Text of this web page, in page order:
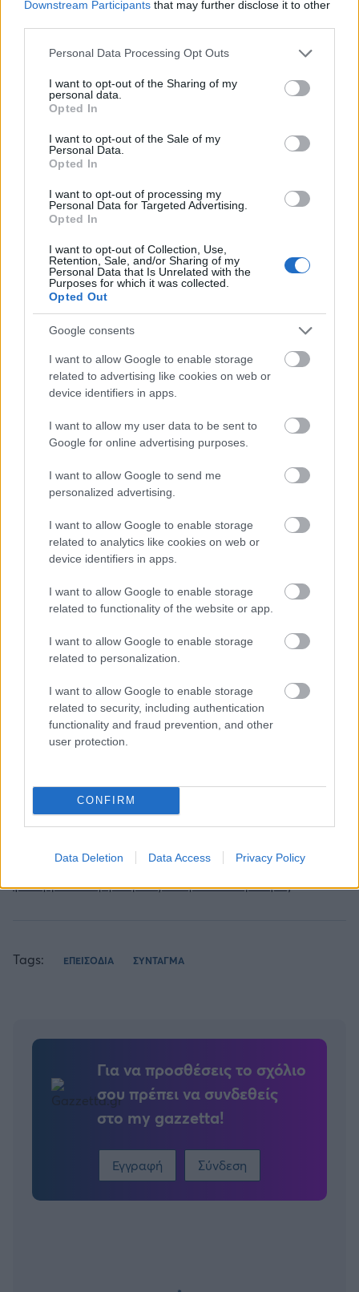
Downstream Participants that may further disclose it to other
Please note that this website/app uses one or more Google
not limited to your visit or usage behaviour. You may click to
grant or deny consent to Google and its third-party tags to
use your data for below specified purposes in below Google
consent section.
Personal Data Processing Opt Outs
I want to opt-out of the Sharing of my
personal data.
Opted In
I want to opt-out of the Sale of my
Personal Data.
Opted In
I want to opt-out of processing my
Personal Data for Targeted Advertising.
Opted In
I want to opt-out of Collection, Use,
Retention, Sale, and/or Sharing of my
Personal Data that Is Unrelated with the
Purposes for which it was collected.
Opted Out
Google consents
I want to allow Google to enable storage
related to advertising like cookies on web or
device identifiers in apps.
I want to allow my user data to be sent to
Google for online advertising purposes.
I want to allow Google to send me
personalized advertising.
I want to allow Google to enable storage
related to analytics like cookies on web or
device identifiers in apps.
I want to allow Google to enable storage
related to functionality of the website or app.
I want to allow Google to enable storage
related to personalization.
I want to allow Google to enable storage
related to security, including authentication
functionality and fraud prevention, and other
user protection.
CONFIRM
Data Deletion Data Access Privacy Policy
Επεισόδια και στη Θεσσαλονίκη
Επεισόδια σημειώθηκαν και στη Θεσσαλονίκη,
άτομα τα οποία διαφωνούν με τα περιοριστικά
μέτρα της Κυβέρνησης για τη μη διάδοση του
κορονοϊού.
ΔΙΑΒΑΣΤΕ ΕΠΙΣΗΣ
Κακοκαιρία «Μήδεια»: Στην «κατάψυξη» η χώρα
με ισχυρές χιονοπτώσεις, πού θα χτυπήσει τις
επόμενες ώρες (pics & vid)
Survivor: Νέα στοιχεία για το "Amber Alert" του
Αλέξη και του Κρις και το περιστατικό με τον
σεκιουριτά (vid)
Μπέζος για καταγγελίες: Φτάσαμε ως εδώ γιατί
Καταγγελία-«βόμβα» για τις εταιρείες κούριερ:
«Κρύβουν κρούσματα για να μην κλείσουν»
ΔΙΑΒΑΣΕ ΑΚΟΜΗ:
Φωτιά στη Βοιωτία: Προφυλακιστέοι ο δήμαρχος
Δύο συλλήψεις για τις φωτιές σε Σκύρο και Λακωνία: Από
γεννήτρια και ψησταριά ξεκίνησαν οι πυρκαγιές
Tags: ΕΠΕΙΣΟΔΙΑ ΣΥΝΤΑΓΜΑ
Για να προσθέσεις το σχόλιο
σου πρέπει να συνδεθείς
στο my gazzetta!
Εγγραφή Σύνδεση